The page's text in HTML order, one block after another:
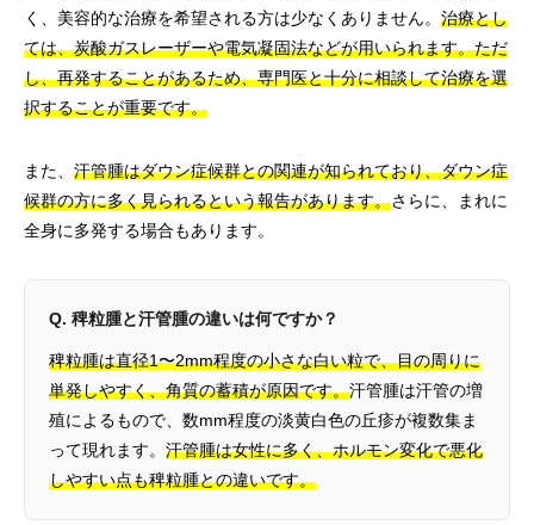
く、美容的な治療を希望される方は少なくありません。 治療とし
ては、炭酸ガスレーザーや電気凝固法などが用いられます。ただ
し、再発することがあるため、専門医と十分に相談して治療を選
択することが重要です。
また、 汗管腫はダウン症候群との関連が知られており、ダウン症
候群の方に多く見られるという報告があります。さらに、まれに
全身に多発する場合もあります。
Q. 稗粒腫と汗管腫の違いは何ですか？
稗粒腫は直径1〜2mm程度の小さな白い粒で、目の周りに
単発しやすく、角質の蓄積が原因です。汗管腫は汗管の増
殖によるもので、数mm程度の淡黄白色の丘疹が複数集ま
って現れます。 汗管腫は女性に多く、ホルモン変化で悪化
しやすい点も稗粒腫との違いです。